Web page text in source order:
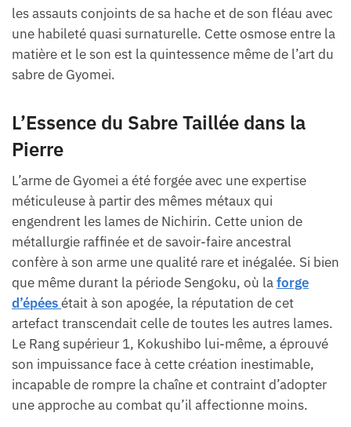
les assauts conjoints de sa hache et de son fléau avec
une habileté quasi surnaturelle. Cette osmose entre la
matière et le son est la quintessence même de l’art du
sabre de Gyomei.
L’Essence du Sabre Taillée dans la
Pierre
L’arme de Gyomei a été forgée avec une expertise
méticuleuse à partir des mêmes métaux qui
engendrent les lames de Nichirin. Cette union de
métallurgie raffinée et de savoir-faire ancestral
confère à son arme une qualité rare et inégalée. Si bien
que même durant la période Sengoku, où laforge
d’épéesétait à son apogée, la réputation de cet
artefact transcendait celle de toutes les autres lames.
Le Rang supérieur 1, Kokushibo lui-même, a éprouvé
son impuissance face à cette création inestimable,
incapable de rompre la chaîne et contraint d’adopter
une approche au combat qu’il affectionne moins.